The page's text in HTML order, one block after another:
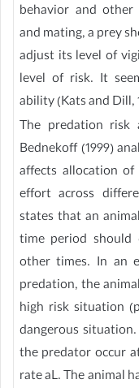
behavior and
and mating, a prey
adjust its level of
level of risk. It
ability (Kats and Dill,
The predation risk
Bednekoff (1999)
affects allocation
effort across
states that an
time period should
other times. In an
predation, the
high risk situation
dangerous
the predator occur
rate aL. The animal